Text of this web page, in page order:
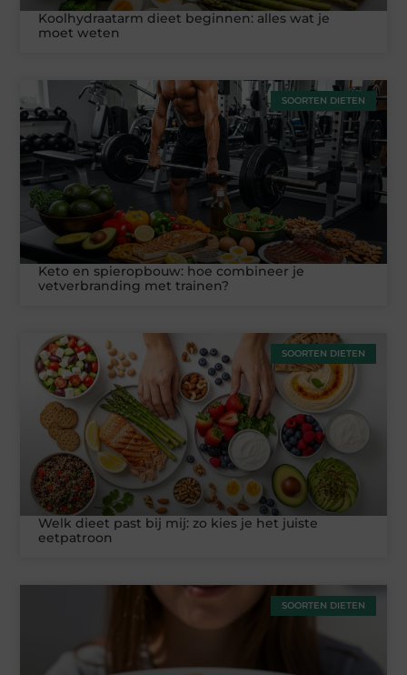
Koolhydraatarm dieet beginnen: alles wat je
moet weten
SOORTEN DIETEN
Keto en spieropbouw: hoe combineer je
vetverbranding met trainen?
SOORTEN DIETEN
Welk dieet past bij mij: zo kies je het juiste
eetpatroon
SOORTEN DIETEN